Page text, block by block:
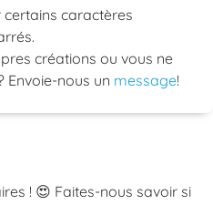
caractères
créations ou vous ne
Envoie-nous un message!
! 😍 Faites-nous savoir si